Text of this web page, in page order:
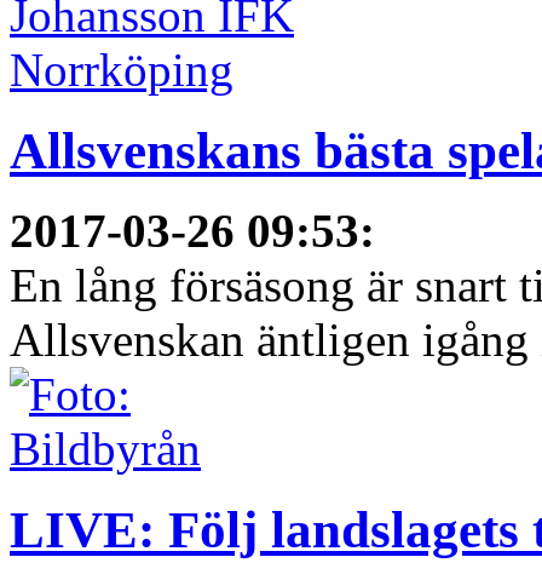
Allsvenskans bästa
2017-03-26 09:53:
En lång försäsong är snart
Allsvenskan äntligen
LIVE: Följ landslagets